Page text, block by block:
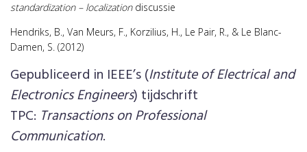
standardization – localizationdiscussie
Hendriks, B., Van Meurs, F., Korzilius, H., Le Pair, R., & Le Blanc-
Damen, S. (2012)
Gepubliceerd in IEEE’s (Institute of Electrical and
Electronics Engineers) tijdschrift
TPC: Transactions on Professional
Communication.